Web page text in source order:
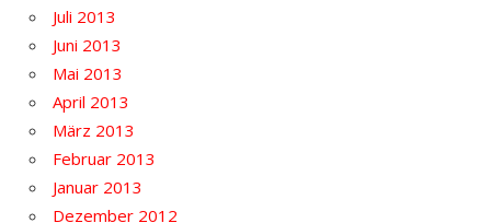
Juli 2013
Juni 2013
Mai 2013
April 2013
März 2013
Februar 2013
Januar 2013
Dezember 2012